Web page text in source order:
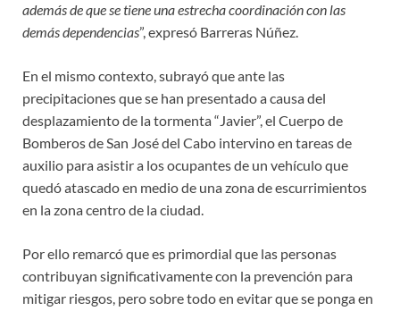
además de que se tiene una estrecha coordinación con las
demás dependencias”, expresó Barreras Núñez.
En el mismo contexto, subrayó que ante las
precipitaciones que se han presentado a causa del
desplazamiento de la tormenta “Javier”, el Cuerpo de
Bomberos de San José del Cabo intervino en tareas de
auxilio para asistir a los ocupantes de un vehículo que
quedó atascado en medio de una zona de escurrimientos
en la zona centro de la ciudad.
Por ello remarcó que es primordial que las personas
contribuyan significativamente con la prevención para
mitigar riesgos, pero sobre todo en evitar que se ponga en